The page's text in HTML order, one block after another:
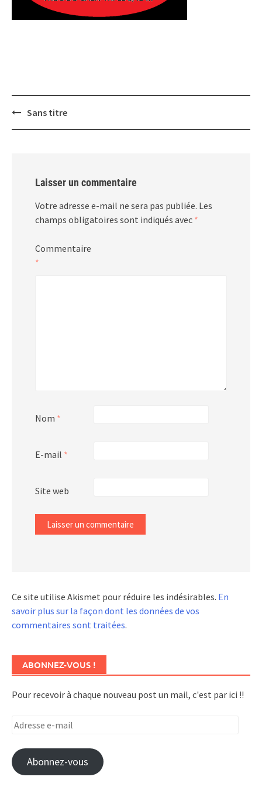
PostSans titre
Laisser un commentaire
Votre adresse e-mail ne sera pas publiée. Les
champs obligatoires sont indiqués avec *
Commentaire
*
Nom *
E-mail *
Site web
Ce site utilise Akismet pour réduire les indésirables. En
savoir plus sur la façon dont les données de vos
commentaires sont traitées.
ABONNEZ-VOUS !
Pour recevoir à chaque nouveau post un mail, c'est par ici !!
Adresse
mail
Abonnez-vous